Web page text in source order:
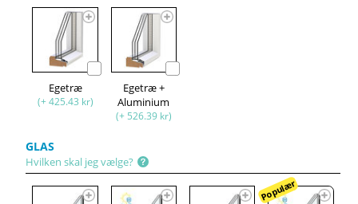
Egetræ
(+ 425.43 kr)
Egetræ +
Aluminium
(+ 526.39 kr)
GLAS
Hvilken skal jeg vælge?
Populær